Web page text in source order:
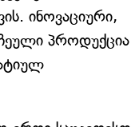
ინოვაციური,
პროდუქცია